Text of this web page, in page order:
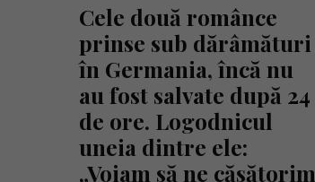
Cele două românce
prinse sub dărâmături
în Germania, încă nu
au fost salvate după 24
de ore. Logodnicul
uneia dintre ele:
„Voiam să ne căsătorim